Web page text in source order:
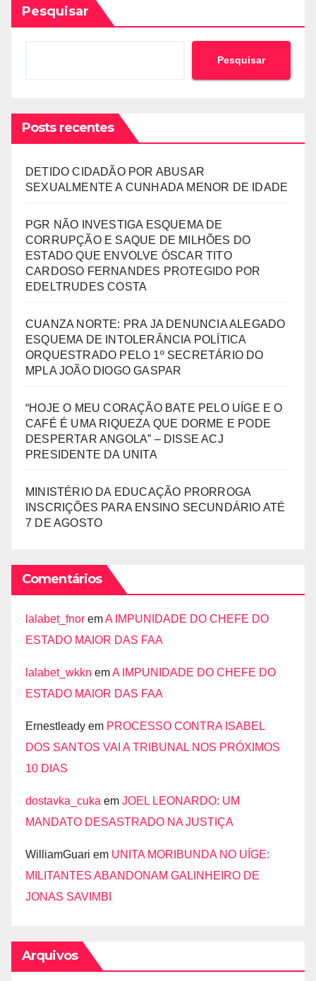
Pesquisar
Pesquisar
Posts recentes
DETIDO CIDADÃO POR ABUSAR
SEXUALMENTE A CUNHADA MENOR DE IDADE
PGR NÃO INVESTIGA ESQUEMA DE
CORRUPÇÃO E SAQUE DE MILHÕES DO
ESTADO QUE ENVOLVE ÓSCAR TITO
CARDOSO FERNANDES PROTEGIDO POR
EDELTRUDES COSTA
CUANZA NORTE: PRA JA DENUNCIA ALEGADO
ESQUEMA DE INTOLERÂNCIA POLÍTICA
ORQUESTRADO PELO 1º SECRETÁRIO DO
MPLA JOÃO DIOGO GASPAR
“HOJE O MEU CORAÇÃO BATE PELO UÍGE E O
CAFÉ É UMA RIQUEZA QUE DORME E PODE
DESPERTAR ANGOLA” – DISSE ACJ
PRESIDENTE DA UNITA
MINISTÉRIO DA EDUCAÇÃO PRORROGA
INSCRIÇÕES PARA ENSINO SECUNDÁRIO ATÉ
7 DE AGOSTO
Comentários
lalabet_fnor emA IMPUNIDADE DO CHEFE DO
ESTADO MAIOR DAS FAA
lalabet_wkkn emA IMPUNIDADE DO CHEFE DO
ESTADO MAIOR DAS FAA
Ernestleady em PROCESSO CONTRA ISABEL
DOS SANTOS VAI A TRIBUNAL NOS PRÓXIMOS
10 DIAS
dostavka_cuka em JOEL LEONARDO: UM
MANDATO DESASTRADO NA JUSTIÇA
WilliamGuari em UNITA MORIBUNDA NO UÍGE:
MILITANTES ABANDONAM GALINHEIRO DE
JONAS SAVIMBI
Arquivos